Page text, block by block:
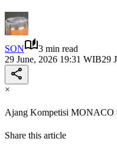
SON
3 min read
29 June, 2026 19:31 WIB29
×
Ajang Kompetisi MONACO
Share this article